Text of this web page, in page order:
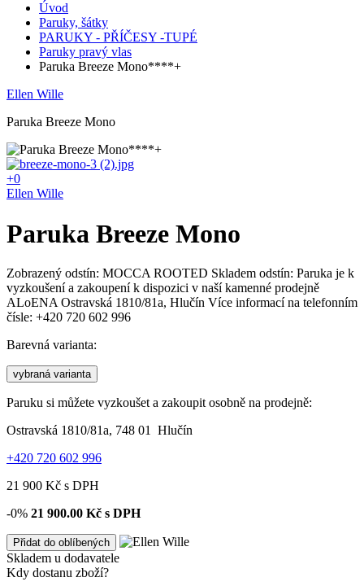
Úvod
Paruky, šátky
PARUKY - PŘÍČESY -TUPÉ
Paruky pravý vlas
Paruka Breeze Mono****+
Ellen Wille
Paruka Breeze Mono
+0
Ellen Wille
Paruka Breeze Mono
Zobrazený odstín: MOCCA ROOTED Skladem odstín: Paruka je k
vyzkoušení a zakoupení k dispozici v naší kamenné prodejně
ALoENA Ostravská 1810/81a, Hlučín Více informací na telefonním
čísle: +420 720 602 996
Barevná varianta:
vybraná varianta
Paruku si můžete vyzkoušet a zakoupit osobně na prodejně:
Ostravská 1810/81a, 748 01 Hlučín
+420 720 602 996
21 900 Kč s DPH
-0% 21 900.00 Kč s DPH
Přidat do oblíbených
Skladem u dodavatele
Kdy dostanu zboží?